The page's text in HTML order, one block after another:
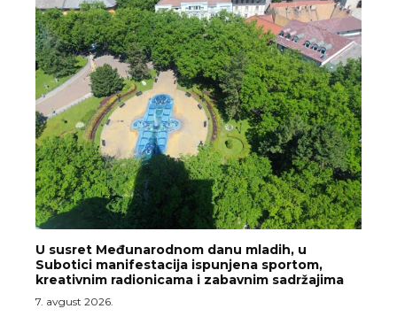
U susret Međunarodnom danu mladih, u
Subotici manifestacija ispunjena sportom,
kreativnim radionicama i zabavnim sadržajima
7. avgust 2026.